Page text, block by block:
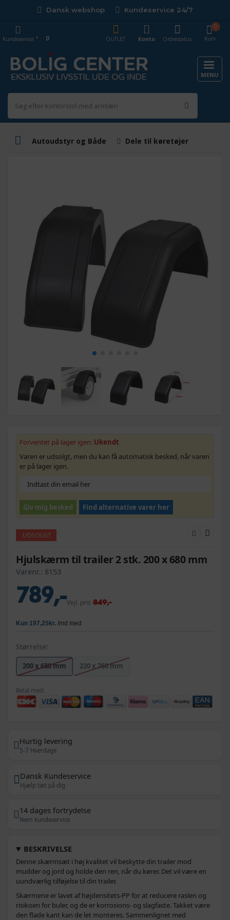
Dansk webshop Kundeservice 24/7
Kurv
0
OUTLET
Konto Ordrestatus
Kundeservice 0
MENU
Autoudstyr og Både Dele til køretøjer
Forventet på lager igen: Ukendt
Varen er udsolgt, men du kan få automatisk besked, når varen
er på lager igen.
Giv mig besked Find alternative varer her
UDSOLGT
Hjulskærm til trailer 2 stk. 200 x 680 mm
Varenr.: 8153
789,-Vejl. pris 849,-
Størrelse:
200 x 680 mm 220 x 760 mm
Betal med:
Hurtig levering
5-7 Hverdage
Dansk Kundeservice
Hjælp tæt på dig
14 dages fortrydelse
Nem kundeservice
BESKRIVELSE
Denne skærmsæt i høj kvalitet vil beskytte din trailer mod
mudder og jord og holde den ren, når du kører. Det vil være en
uundværlig tilføjelse til din trailer.
Skærmene er lavet af højdensitets-PP for at reducere raslen og
risikoen for buler, og de er korrosions- og slagfaste. Takket være
den flade kant kan de let monteres. Sammenlignet med